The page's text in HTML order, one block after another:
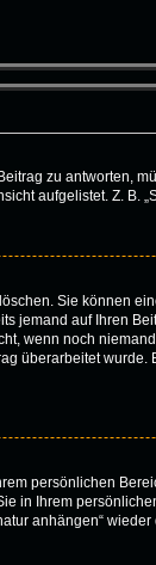
zu antworten,
aufgelistet. Z. B.
Sie können
auf Ihren
wenn noch
überarbeitet
persönlichen
in Ihrem
anhängen“ wieder